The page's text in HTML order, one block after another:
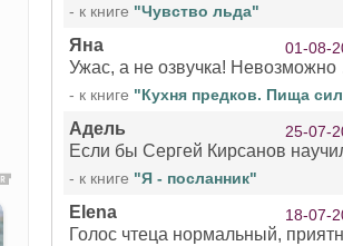
- к книге "Чувство льда"
Яна 01-08-
- к книге "Кухня предков. Пища
Адель 25-07-
- к книге "Я - посланник"
Elena 18-07-